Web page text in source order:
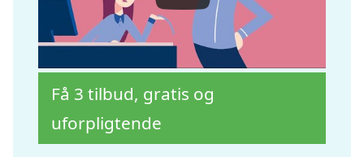
Få 3 tilbud, gratis og
uforpligtende